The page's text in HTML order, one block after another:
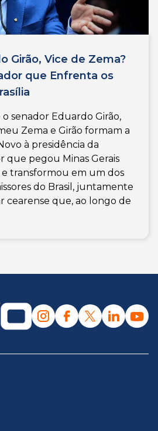
Girão, Vice de Zema?
que Enfrenta os
senador Eduardo Girão,
Zema e Girão formam a
à presidência da
que pegou Minas Gerais
transformou em um dos
do Brasil, juntamente
cearense que, ao longo de